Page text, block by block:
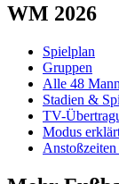
WM 2026
Spielplan
Gruppen
Alle 48
Stadien &
TV-
Modus